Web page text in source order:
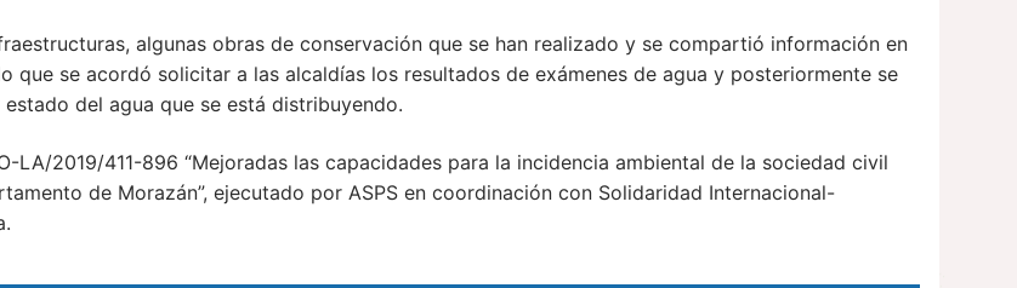
algunas obras de conservación que se han realizado y se compartió información en
que se acordó solicitar a las alcaldías los resultados de exámenes de agua y posteriormente se
del agua que se está distribuyendo.
LA/2019/411-896 “Mejoradas las capacidades para la incidencia ambiental de la sociedad civil
de Morazán”, ejecutado por ASPS en coordinación con Solidaridad Internacional-